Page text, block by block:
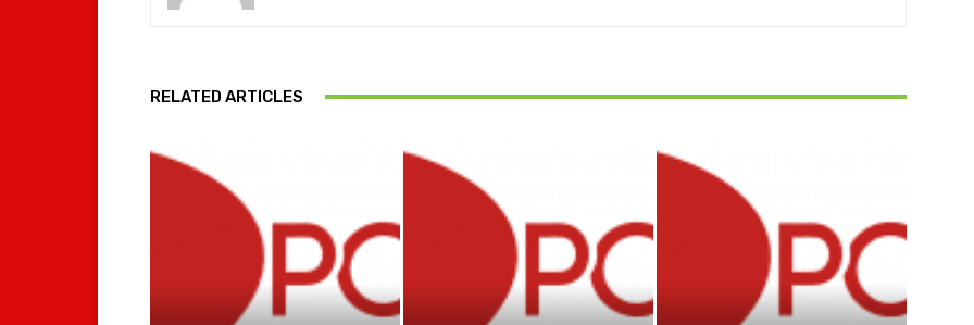
RELATED ARTICLES